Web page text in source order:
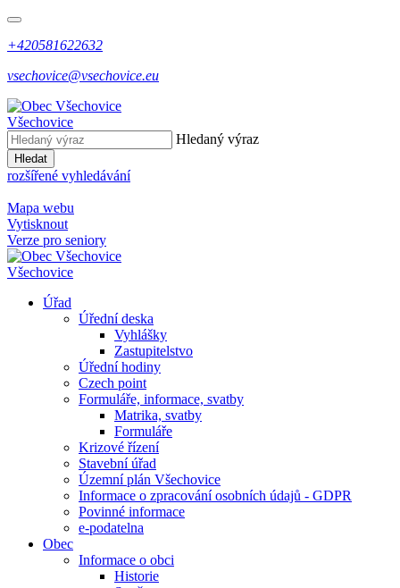
+420581622632
vsechovice@vsechovice.eu
Všechovice
Hledaný výraz
Hledat
rozšířené vyhledávání
Mapa webu
Vytisknout
Verze pro seniory
Všechovice
Úřad
Úřední deska
Vyhlášky
Zastupitelstvo
Úřední hodiny
Czech point
Formuláře, informace, svatby
Matrika, svatby
Formuláře
Krizové řízení
Stavební úřad
Územní plán Všechovice
Informace o zpracování osobních údajů - GDPR
Povinné informace
e-podatelna
Obec
Informace o obci
Historie